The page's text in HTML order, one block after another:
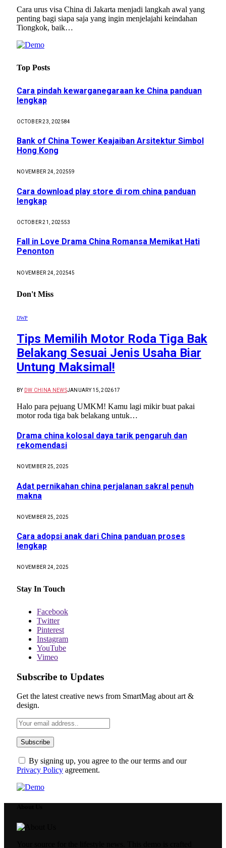
Cara urus visa China di Jakarta menjadi langkah awal yang
penting bagi siapa saja yang ingin menjelajahi keindahan
Tiongkok, baik…
Top Posts
Cara pindah kewarganegaraan ke China panduan
lengkap
OCTOBER 23, 202584
Bank of China Tower Keajaiban Arsitektur Simbol
Hong Kong
NOVEMBER 24, 202559
Cara download play store di rom china panduan
lengkap
OCTOBER 21, 202553
Fall in Love Drama China Romansa Memikat Hati
Penonton
NOVEMBER 24, 202545
Don't Miss
DWP
Tips Memilih Motor Roda Tiga Bak
Belakang Sesuai Jenis Usaha Biar
Untung Maksimal!
BY DW CHINA NEWSJANUARY 15, 202617
Halo para pejuang UMKM! Kamu lagi mikir buat pakai
motor roda tiga bak belakang untuk…
Drama china kolosal daya tarik pengaruh dan
rekomendasi
NOVEMBER 25, 2025
Adat pernikahan china perjalanan sakral penuh
makna
NOVEMBER 25, 2025
Cara adopsi anak dari China panduan proses
lengkap
NOVEMBER 24, 2025
Stay In Touch
Facebook
Twitter
Pinterest
Instagram
YouTube
Vimeo
Subscribe to Updates
Get the latest creative news from SmartMag about art &
design.
By signing up, you agree to the our terms and our
Privacy Policy agreement.